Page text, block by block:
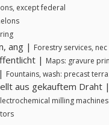
except federal
ang | Forestry services, nec
| Maps: gravure
Fountains, wash: precast
aus gekauftem Draht |
milling machines